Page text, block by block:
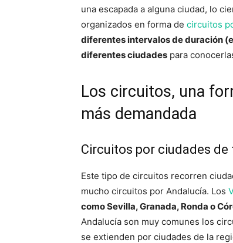
una escapada a alguna ciudad, lo
organizados en forma de circuitos
diferentes intervalos de duración
diferentes ciudades para
Los circuitos, una
más demandada
Circuitos por ciudades de
Este tipo de circuitos recorren
mucho circuitos por Andalucía. Los
como Sevilla, Granada, Ronda o
Andalucía son muy comunes los
se extienden por ciudades de la